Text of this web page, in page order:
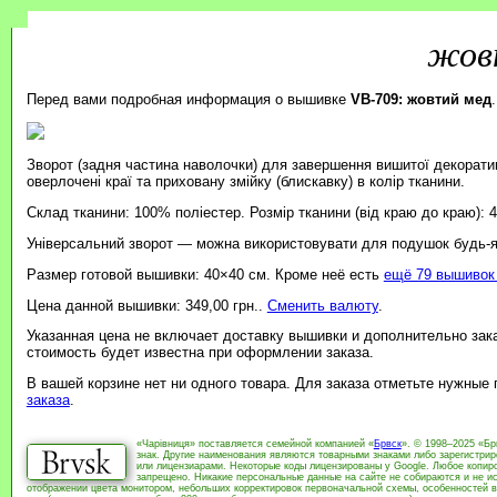
Перед вами подробная информация о вышивке VB-709: жовтий мед.
Зворот (задня частина наволочки) для завершення вишитої
оверлочені краї та приховану змійку (блискавку) в колір тканини.
Склад тканини: 100% поліестер. Розмір тканини (від краю до краю):
Універсальний зворот — можна використовувати для подушок будь-
Размер готовой вышивки: 40×40 см. Кроме неё есть ещё 79 вышивок
Цена данной вышивки: 349,00 грн.. Сменить валюту.
Указанная цена не включает доставку вышивки и дополнительно
стоимость будет известна при оформлении заказа.
В вашей корзине нет ни одного товара. Для заказа отметьте нужные
заказа.
«Чарівниця» поставляется семейной компанией «Брвск». © 1998–2025
знак. Другие наименования являются товарными знаками либо
или лицензиарами. Некоторые коды лицензированы у Google. Любое
запрещено. Никакие персональные данные на сайте не собираются и не
отображении цвета монитором, небольших корректировок первоначальной схемы,